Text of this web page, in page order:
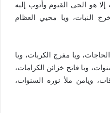
إلا هو الحي القيوم وأتوب إليه
النبات، ويا محيي العظام
ويا مفرج الكربات، ويا
ويا فاتح خزائن الكرامات،
ويامن ملأ نوره السنوات،